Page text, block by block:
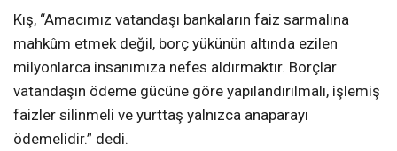
Kış, “Amacımız vatandaşı bankaların faiz sarmalına
mahkûm etmek değil, borç yükünün altında ezilen
milyonlarca insanımıza nefes aldırmaktır. Borçlar
vatandaşın ödeme gücüne göre yapılandırılmalı, işlemiş
faizler silinmeli ve yurttaş yalnızca anaparayı
ödemelidir.” dedi.